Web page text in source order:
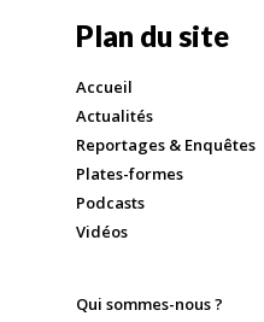
Plan du site
Accueil
Actualités
Reportages & Enquêtes
Plates-formes
Podcasts
Vidéos
Qui sommes-nous ?